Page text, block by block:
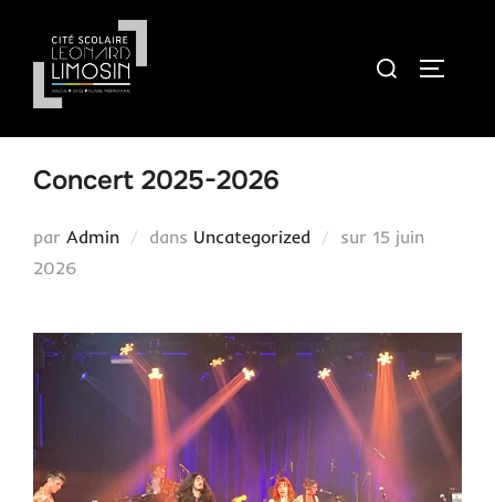
Concert 2025-2026
par Admin dans Uncategorized sur 15 juin
2026